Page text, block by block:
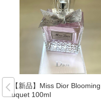
【新品】Miss Dior
uquet 100ml